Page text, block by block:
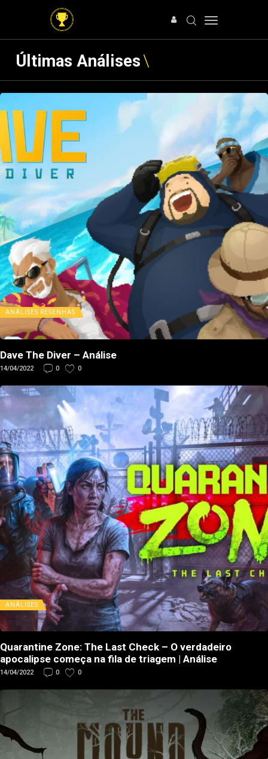
NOTÍCIAS
ARTIGOS
ANÁLISES
OFERTAS
SOBRE NÓS
Últimas Análises
ANÁLISES RESENHAS
Dave The Diver – Análise
14/04/2022 0 0
ANÁLISES
Quarantine Zone: The Last Check – O verdadeiro
apocalipse começa na fila de triagem | Análise
14/04/2022 0 0